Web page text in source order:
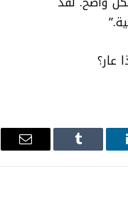
Tumblr البريد